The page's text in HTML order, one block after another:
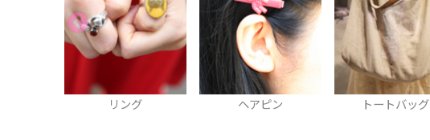
ヘアピン トートバッグ 2wayバッグ